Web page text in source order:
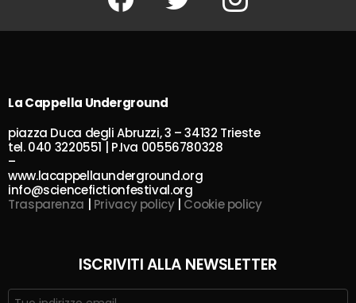
La Cappella Underground
piazza Duca degli Abruzzi, 3 – 34132 Trieste
tel. 040 3220551 | P.Iva 00556780328
–
www.lacappellaunderground.org
info@sciencefictionfestival.org
Trasparenza | Privacy policy| Cookie policy
ISCRIVITI ALLA NEWSLETTER